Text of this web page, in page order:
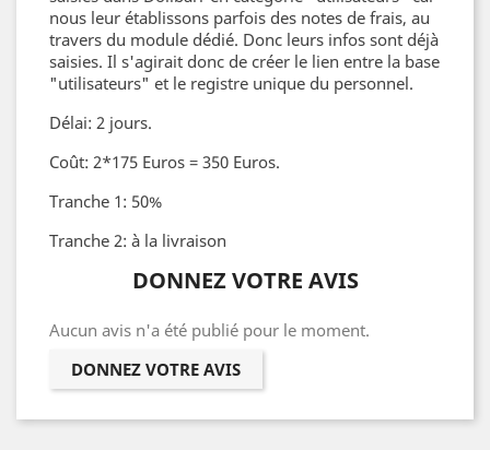
nous leur établissons parfois des notes de frais, au
travers du module dédié. Donc leurs infos sont déjà
saisies. Il s'agirait donc de créer le lien entre la base
"utilisateurs" et le registre unique du personnel.
Délai: 2 jours.
Coût: 2*175 Euros = 350 Euros.
Tranche 1: 50%
Tranche 2: à la livraison
DONNEZ VOTRE AVIS
Aucun avis n'a été publié pour le moment.
DONNEZ VOTRE AVIS